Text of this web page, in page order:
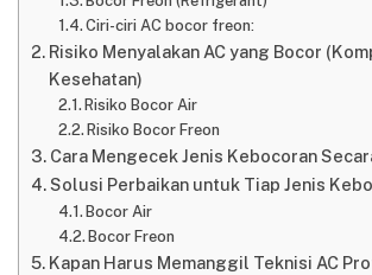
Ciri-ciri AC bocor freon:
Risiko Menyalakan AC yang Bocor
Kesehatan)
Risiko Bocor Air
Risiko Bocor Freon
Cara Mengecek Jenis Kebocoran
Solusi Perbaikan untuk Tiap Jenis
Bocor Air
Bocor Freon
Kapan Harus Memanggil Teknisi AC